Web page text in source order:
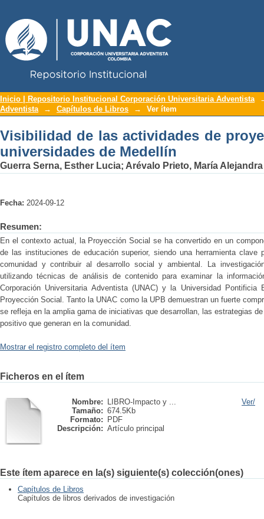
Visibilidad de las actividades de
Medellín
Inicio | Repositorio Institucional Corporación Universitaria Adventista
Adventista
→ Capítulos de Libros → Ver ítem
Visibilidad de las actividades de
universidades de Medellín
Guerra Serna, Esther Lucia; Arévalo Prieto, María Alejandra
Fecha: 2024-09-12
Resumen:
En el contexto actual, la Proyección Social se ha convertido en un
de las instituciones de educación superior, siendo una herramienta clave
comunidad y contribuir al desarrollo social y ambiental. La
utilizando técnicas de análisis de contenido para examinar la
Corporación Universitaria Adventista (UNAC) y la Universidad Pontificia
Proyección Social. Tanto la UNAC como la UPB demuestran un fuerte
se refleja en la amplia gama de iniciativas que desarrollan, las estrategias
positivo que generan en la comunidad.
Mostrar el registro completo del ítem
Ficheros en el ítem
Nombre:
LIBRO-Impacto y ...
Tamaño: 674.5Kb
Formato:
PDF
Descripción: Artículo principal
Ver/
Este ítem aparece en la(s) siguiente(s) colección(ones)
Capítulos de Libros
Capítulos de libros derivados de investigación